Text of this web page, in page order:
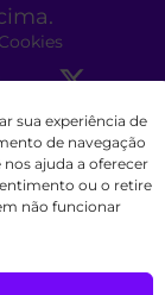
sua experiência de
de navegação
ajuda a oferecer
ou o retire
não funcionar